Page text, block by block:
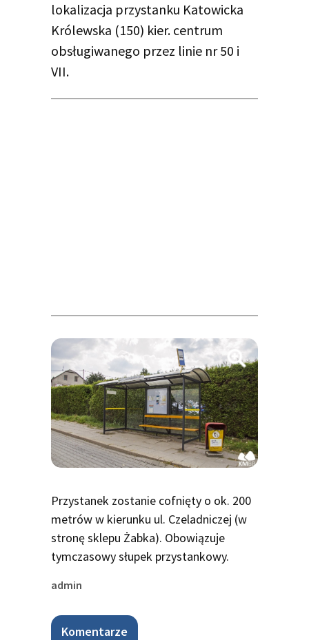
lokalizacja przystanku Katowicka
Królewska (150) kier. centrum
obsługiwanego przez linie nr 50 i
VII.
Przystanek zostanie cofnięty o ok. 200
metrów w kierunku ul. Czeladniczej (w
stronę sklepu Żabka). Obowiązuje
tymczasowy słupek przystankowy.
admin
Komentarze